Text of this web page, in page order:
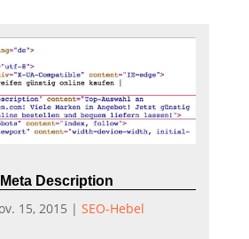
Description
15, 2015 | SEO-Hebel